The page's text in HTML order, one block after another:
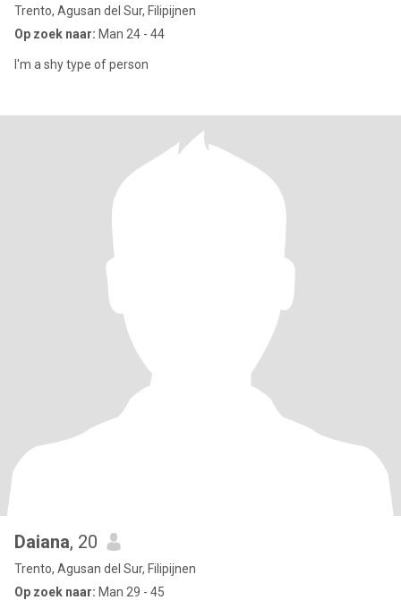
Trento, Agusan del Sur, Filipijnen
Op zoek naar: Man 24 - 44
I'm a shy type of person
Daiana, 20
Trento, Agusan del Sur, Filipijnen
Op zoek naar: Man 29 - 45